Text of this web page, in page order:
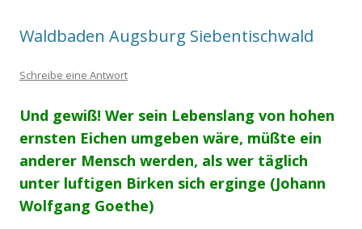
Waldbaden Augsburg Siebentischwald
Schreibe eine Antwort
Und gewiß! Wer sein Lebenslang von hohen
ernsten Eichen umgeben wäre, müßte ein
anderer Mensch werden, als wer täglich
unter luftigen Birken sich erginge (Johann
Wolfgang Goethe)